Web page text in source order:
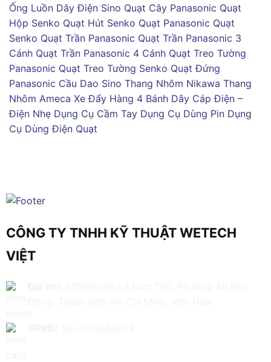
Ống Luồn Dây Điện Sino Quạt Cây Panasonic Quạt
Hộp Senko Quạt Hút Senko Quạt Panasonic Quạt
Senko Quạt Trần Panasonic Quạt Trần Panasonic 3
Cánh Quạt Trần Panasonic 4 Cánh Quạt Treo Tường
Panasonic Quạt Treo Tường Senko Quạt Đứng
Panasonic Cầu Dao Sino Thang Nhôm Nikawa Thang
Nhôm Ameca Xe Đẩy Hàng 4 Bánh Dây Cáp Điện –
Điện Nhẹ Dụng Cụ Cầm Tay Dụng Cụ Dùng Pin Dụng
Cụ Dùng Điện Quạt
CÔNG TY TNHH KỸ THUẬT WETECH
VIỆT